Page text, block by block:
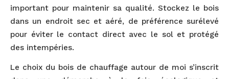
important pour maintenir sa qualité. Stockez le bois
dans un endroit sec et aéré, de préférence surélevé
pour éviter le contact direct avec le sol et protégé
des intempéries.
Le choix du bois de chauffage autour de moi s’inscrit